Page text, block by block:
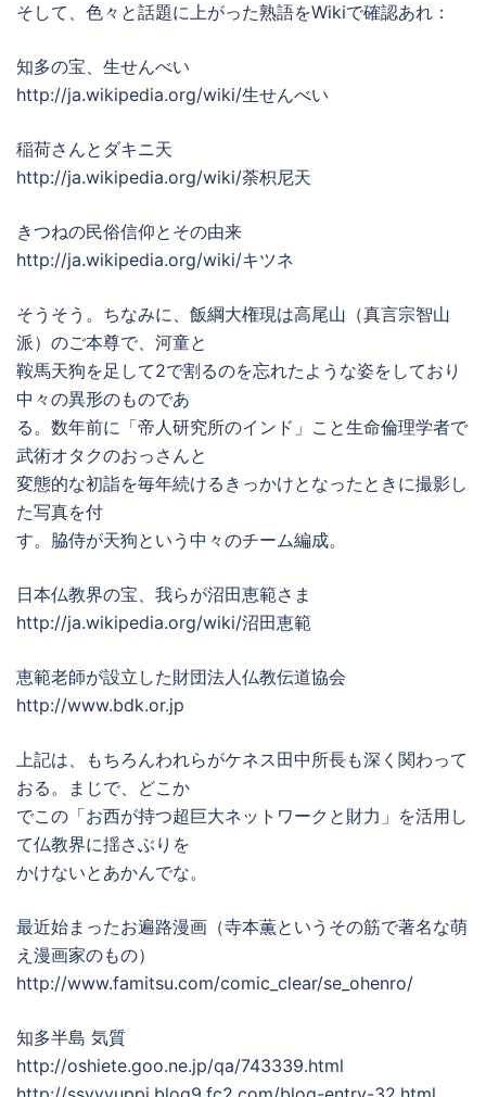
そして、色々と話題に上がった熟語をWikiで確認あれ：
知多の宝、生せんべい
http://ja.wikipedia.org/wiki/生せんべい
稲荷さんとダキニ天
http://ja.wikipedia.org/wiki/荼枳尼天
きつねの民俗信仰とその由来
http://ja.wikipedia.org/wiki/キツネ
そうそう。ちなみに、飯綱大権現は高尾山（真言宗智山
派）のご本尊で、河童と
鞍馬天狗を足して2で割るのを忘れたような姿をしており
中々の異形のものであ
る。数年前に「帝人研究所のインド」こと生命倫理学者で
武術オタクのおっさんと
変態的な初詣を毎年続けるきっかけとなったときに撮影し
た写真を付
す。脇侍が天狗という中々のチーム編成。
日本仏教界の宝、我らが沼田恵範さま
http://ja.wikipedia.org/wiki/沼田恵範
恵範老師が設立した財団法人仏教伝道協会
http://www.bdk.or.jp
上記は、もちろんわれらがケネス田中所長も深く関わって
おる。まじで、どこか
でこの「お西が持つ超巨大ネットワークと財力」を活用し
て仏教界に揺さぶりを
かけないとあかんでな。
最近始まったお遍路漫画（寺本薫というその筋で著名な萌
え漫画家のもの）
http://www.famitsu.com/comic_clear/se_ohenro/
知多半島 気質
http://oshiete.goo.ne.jp/qa/743339.html